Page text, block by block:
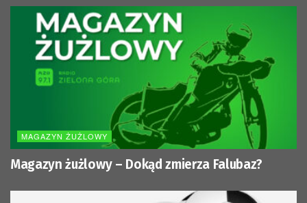
MAGAZYN ŻUŻLOWY
Magazyn żużlowy – Dokąd zmierza Falubaz?